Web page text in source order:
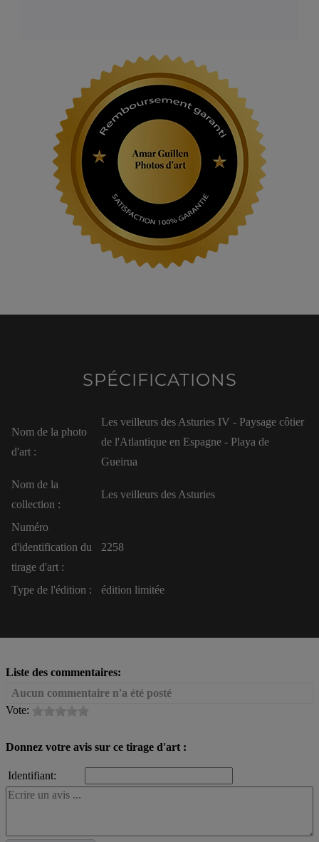
SPÉCIFICATIONS
Nom de la photo
d'art :
Les veilleurs des Asturies IV - Paysage côtier
de l'Atlantique en Espagne - Playa de
Gueirua
Nom de la
collection :
Les veilleurs des Asturies
Numéro
d'identification du
tirage d'art :
2258
Type de l'édition : édition limitée
Liste des commentaires:
Aucun commentaire n'a été posté
Vote:
Donnez votre avis sur ce tirage d'art :
Identifiant: